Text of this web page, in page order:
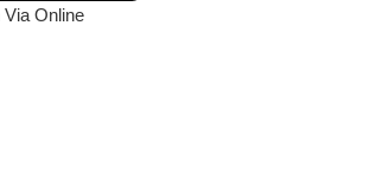
Via Online